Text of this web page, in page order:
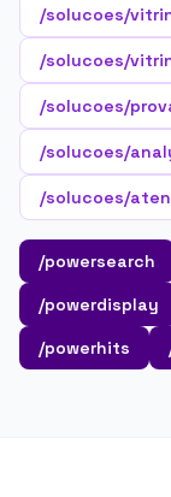
/solucoes/
/solucoes/
/solucoes/
/solucoes/
/solucoes/
/powersearch
/powerdisplay
/powerhits